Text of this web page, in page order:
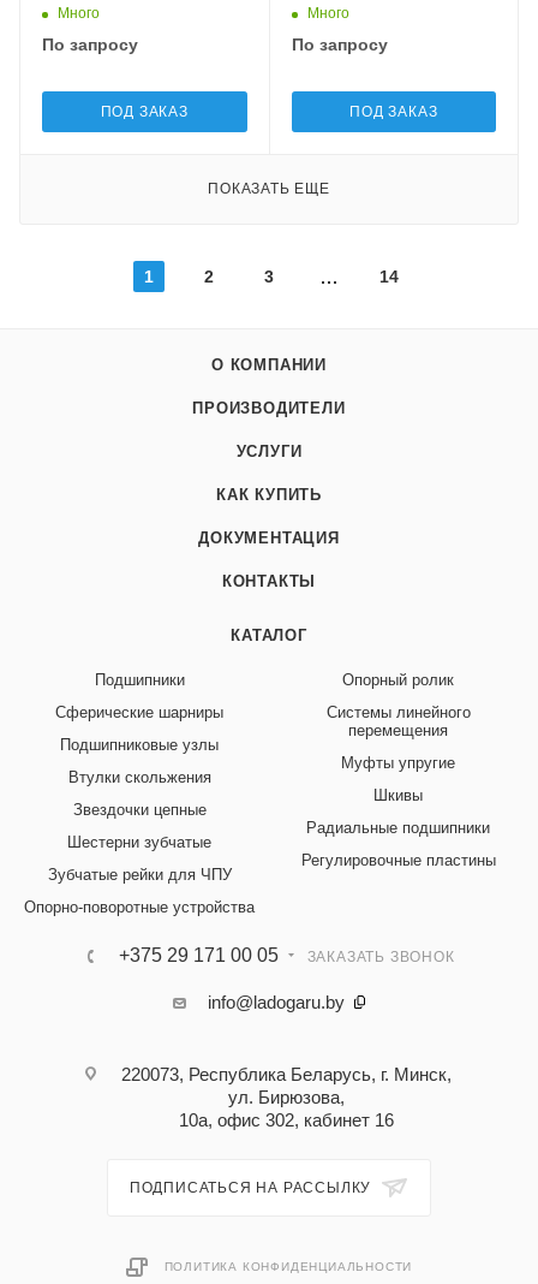
SatiМного
По запросу
ПОД ЗАКАЗ
SatiМного
По запросу
ПОД ЗАКАЗ
ПОКАЗАТЬ ЕЩЕ
1 2 3 14
О КОМПАНИИ
ПРОИЗВОДИТЕЛИ
УСЛУГИ
КАК КУПИТЬ
ДОКУМЕНТАЦИЯ
КОНТАКТЫ
КАТАЛОГ
Подшипники
Сферические шарниры
Подшипниковые узлы
Втулки скольжения
Звездочки цепные
Шестерни зубчатые
Зубчатые рейки для ЧПУ
Опорно-поворотные устройства
Опорный ролик
Системы линейного
перемещения
Муфты упругие
Шкивы
Радиальные подшипники
Регулировочные пластины
+375 29 171 00 05 ЗАКАЗАТЬ ЗВОНОК
info@ladogaru.by
220073, Республика Беларусь, г. Минск,
ул. Бирюзова,
10а, офис 302, кабинет 16
ПОДПИСАТЬСЯ НА РАССЫЛКУ
ПОЛИТИКА КОНФИДЕНЦИАЛЬНОСТИ